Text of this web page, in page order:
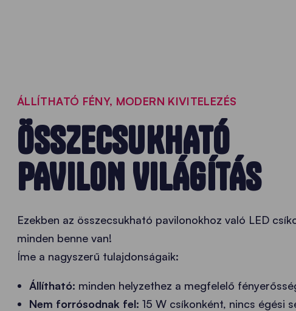
ÁLLÍTHATÓ FÉNY, MODERN KIVITELEZÉS
ÖSSZECSUKHATÓ
PAVILON VILÁGÍTÁS
Ezekben az összecsukható pavilonokhoz való LED
minden benne van!
Íme a nagyszerű tulajdonságaik:
Állítható: minden helyzethez a megfelelő
Nem forrósodnak fel: 15 W csíkonként, nincs égési